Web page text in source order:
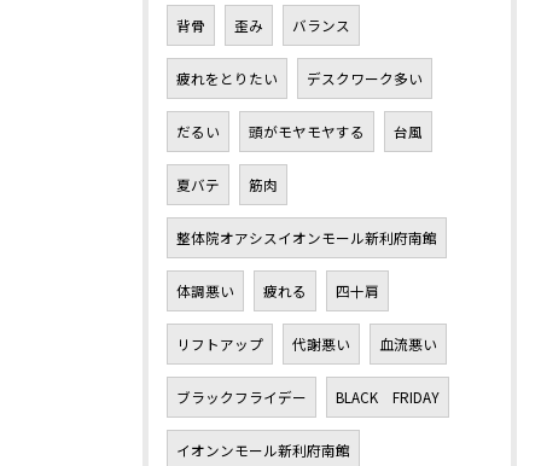
背骨 歪み バランス
疲れをとりたい デスクワーク多い
だるい 頭がモヤモヤする 台風
夏バテ 筋肉
整体院オアシスイオンモール新利府南館
体調悪い 疲れる 四十肩
リフトアップ 代謝悪い 血流悪い
ブラックフライデー BLACK FRIDAY
イオンンモール新利府南館